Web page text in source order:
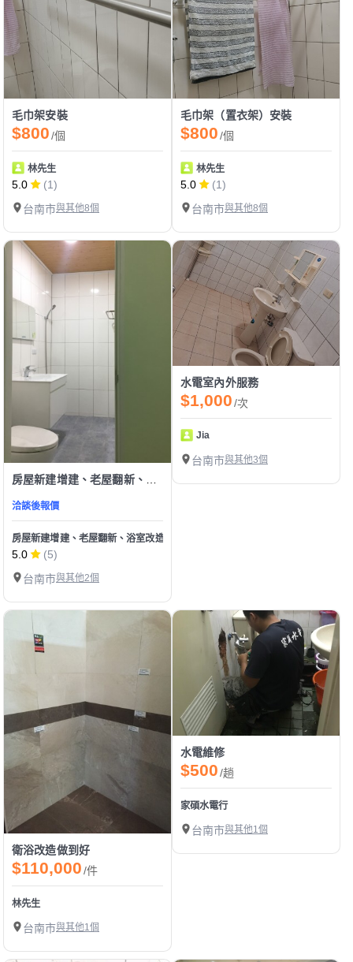
毛巾架安裝
$800/個
林先生
5.0
(1)
台南市與其他8個
毛巾架（置衣架）安裝
$800/個
林先生
5.0
(1)
台南市與其他8個
房屋新建增建、老屋翻新、浴室改造、防水抓漏、壁癌處理、油漆木工、裝潢隔間、小工程沒關係歡迎
洽談後報價
房屋新建增建、老屋翻新、浴室改造、防水抓漏、壁癌處理、油漆木工、裝潢隔
5.0
(5)
台南市與其他2個
水電室內外服務
$1,000/次
Jia
台南市與其他3個
衛浴改造做到好
$110,000/件
林先生
台南市與其他1個
水電維修
$500/趟
家碩水電行
台南市與其他1個